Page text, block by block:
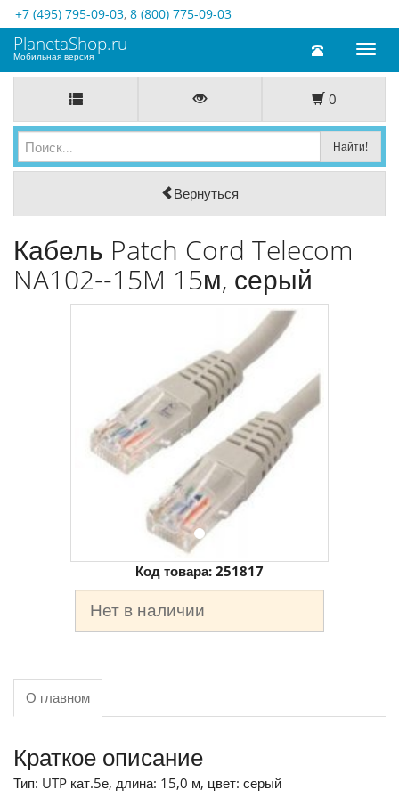
+7 (495) 795-09-03, 8 (800) 775-09-03
Toggle
PlanetaShop.ru
Мобильная версия
0
Вернуться
Кабель Patch Cord Telecom
NA102--15M 15м, серый
Код товара: 251817
Нет в наличии
О главном
Краткое описание
Тип: UTP кат.5е, длина: 15,0 м, цвет: серый